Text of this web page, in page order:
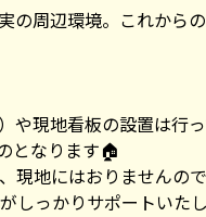
周辺環境。これから
現地看板の設置は行っ
となります🏠
現地にはおりませんの
しっかりサポートいた